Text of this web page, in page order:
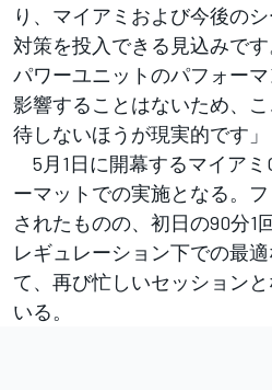
り、マイアミおよび今後の
対策を投入できる見込みで
パワーユニットのパフォー
影響することはないため、
待しないほうが現実的です」
5月1日に開幕するマイアミ
ーマットでの実施となる。
されたものの、初日の90分1
レギュレーション下での最
て、再び忙しいセッション
いる。